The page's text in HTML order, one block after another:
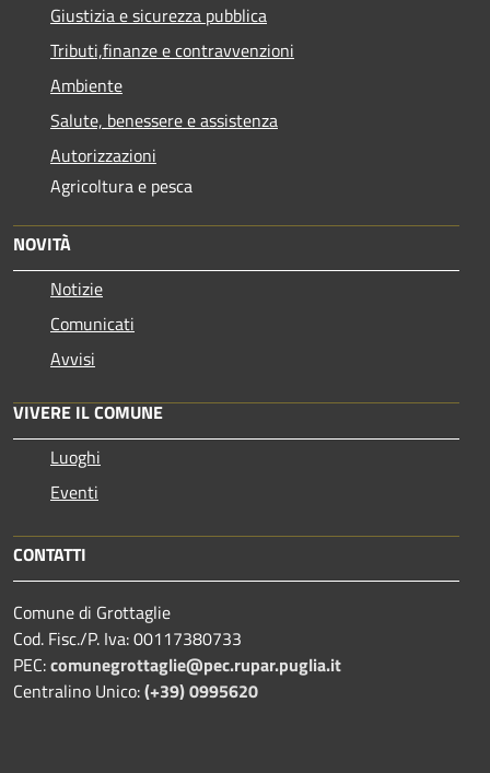
Giustizia e sicurezza pubblica
Tributi,finanze e contravvenzioni
Ambiente
Salute, benessere e assistenza
Autorizzazioni
Agricoltura e pesca
NOVITÀ
Notizie
Comunicati
Avvisi
VIVERE IL COMUNE
Luoghi
Eventi
CONTATTI
Comune di Grottaglie
Cod. Fisc./P. Iva: 00117380733
PEC:comunegrottaglie@pec.rupar.puglia.it
Centralino Unico:(+39) 0995620